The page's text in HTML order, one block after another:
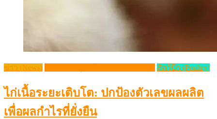
ข่าว (News) สัตว์ปีก (Poultry)
ไก่เนื้อระยะเติบโต: ปกป้องตัวเลขผลผลิต
เพื่อผลกำไรที่ยั่งยืน